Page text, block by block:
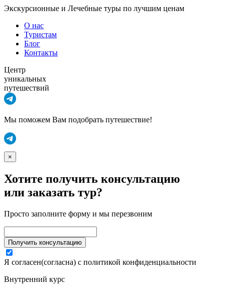
Экскурсионные и Лечебные туры по лучшим ценам
О нас
Туристам
Блог
Контакты
Центр
уникальных
путешествий
Мы поможем Вам подобрать путешествие!
×
Хотите получить консультацию
или заказать тур?
Просто заполните форму и мы перезвоним
Я согласен(согласна) с политикой конфиденциальности
Внутренний курс